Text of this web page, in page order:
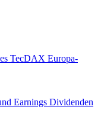
TecDAX Europa-
Earnings Dividenden